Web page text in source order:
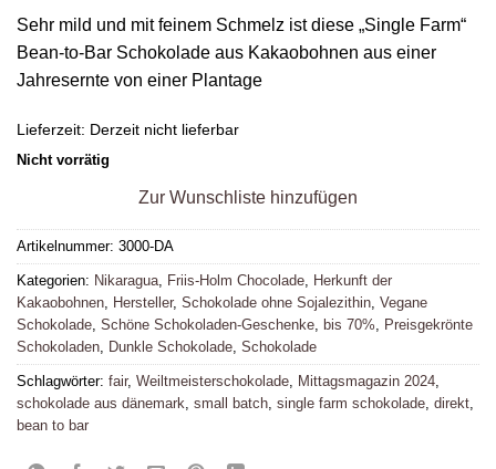
Sehr mild und mit feinem Schmelz ist diese „Single Farm“
Bean-to-Bar Schokolade aus Kakaobohnen aus einer
Jahresernte von einer Plantage
Lieferzeit: Derzeit nicht lieferbar
Nicht vorrätig
Zur Wunschliste hinzufügen
Artikelnummer: 3000-DA
Kategorien: Nikaragua Friis-Holm Chocolade Herkunft der
Kakaobohnen Hersteller, Schokolade ohne Sojalezithin Vegane
Schokolade Schöne Schokoladen-Geschenke bis 70%
Preisgekrönte
Schokoladen Dunkle Schokolade Schokolade
Schlagwörter: fair, Weiltmeisterschokolade Mittagsmagazin 2024
schokolade aus dänemark small batch single farm schokolade direkt
bean to bar